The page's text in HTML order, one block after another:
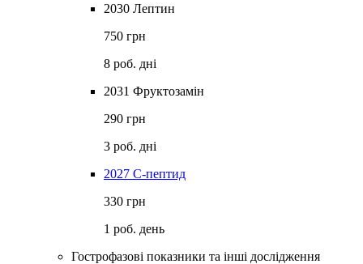
2030 Лептин
750 грн
8 роб. дні
2031 Фруктозамін
290 грн
3 роб. дні
2027 С-пептид
330 грн
1 роб. день
Гострофазові показники та інші дослідження